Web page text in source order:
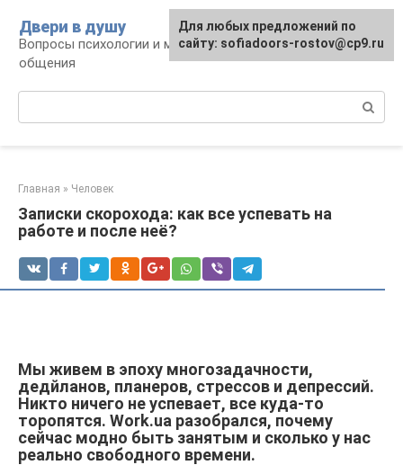
контенту
Двери в душу
Вопросы психологии и межличностного
общения
Главная » Человек
Записки скорохода: как все успевать на
работе и после неё?
Мы живем в эпоху многозадачности,
дедйланов, планеров, стрессов и депрессий.
Никто ничего не успевает, все куда-то
торопятся. Work.ua разобрался, почему
сейчас модно быть занятым и сколько у нас
реально свободного времени.
Для любых предложений по
сайту: sofiadoors-rostov@cp9.ru